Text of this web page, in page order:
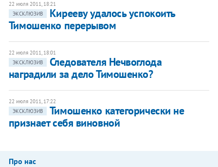
22 июля 2011, 18:21
ЭКСКЛЮЗИВ
Кирееву удалось успокоить
Тимошенко перерывом
22 июля 2011, 18:01
ЭКСКЛЮЗИВ
Следователя Нечвоглода
наградили за дело Тимошенко?
22 июля 2011, 17:22
ЭКСКЛЮЗИВ
Тимошенко категорически не
признает себя виновной
Про нас